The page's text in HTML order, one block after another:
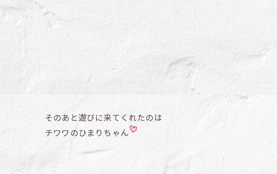
そのあと遊びに来てくれたのは
チワワのひまりちゃん